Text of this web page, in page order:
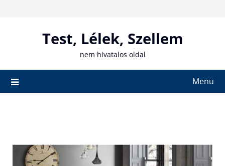
Test, Lélek, Szellem
nem hivatalos oldal
Menu